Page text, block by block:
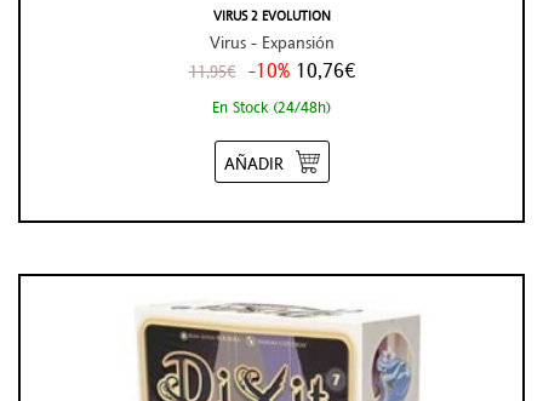
VIRUS 2 EVOLUTION
Virus - Expansión
11,95€ -10% 10,76€
En Stock (24/48h)
AÑADIR